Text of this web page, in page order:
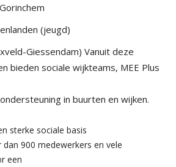
(jeugd)
Giessendam) Vanuit deze
bieden sociale wijkteams, MEE Plus
in buurten en wijken.
sterke sociale basis
900 medewerkers en vele
een